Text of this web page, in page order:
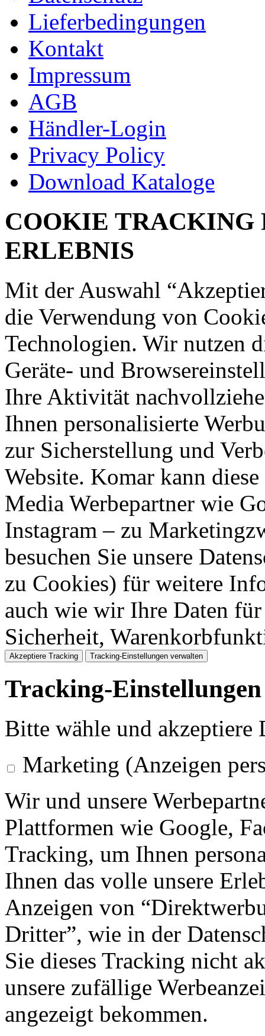
Lieferbedingungen
Kontakt
Impressum
AGB
Händler-Login
Privacy Policy
Download Kataloge
COOKIE TRACKING
ERLEBNIS
Mit der Auswahl
die Verwendung von
Technologien. Wir nutzen
Geräte- und
Ihre Aktivität
Ihnen personalisierte
zur Sicherstellung und
Website. Komar kann
Media Werbepartner wie
Instagram – zu
besuchen Sie unsere
zu Cookies) für weitere
auch wie wir Ihre Daten
Sicherheit,
Akzeptiere Tracking Tracking-Einstellungen verwalten
Tracking-
Bitte wähle und
Marketing (Anzeigen
Wir und unsere
Plattformen wie Google,
Tracking, um Ihnen
Ihnen das volle unsere
Anzeigen von
Dritter”, wie in der
Sie dieses Tracking nicht
unsere zufällige
angezeigt bekommen.